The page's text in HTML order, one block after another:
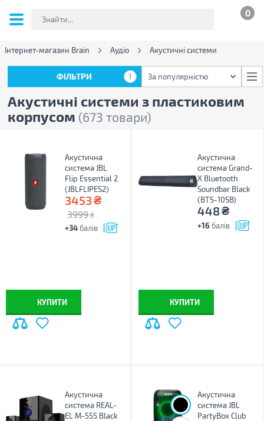
0
Інтернет-магазин Brain Аудіо Акустичні системи
Акустичні системи з пластиковим
корпусом (673 товари)
ФІЛЬТРИ 1 За популярністю
Акустична
система JBL
Flip Essential 2
(JBLFLIPES2)
3453₴
3999 ₴
+34 балів
КУПИТИ
Акустична
система Grand-
X Bluetooth
Soundbar Black
(BTS-10SB)
448₴
+16 балів
КУПИТИ
Акустична
система REAL-
EL M-555 Black
Акустична
система JBL
PartyBox Club
ФІЛЬТРИ 1 За популярністю